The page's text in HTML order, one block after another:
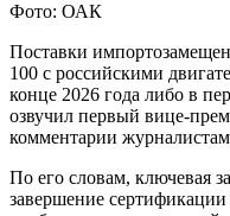
Фото: ОАК
Поставки
100 с российскими
конце 2026 года либо в
озвучил первый вице-
комментарии
По его словам, ключевая
завершение